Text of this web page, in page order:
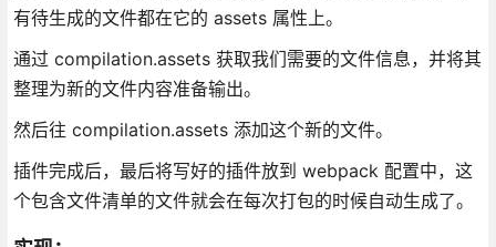
有待生成的文件都在它的 assets 属性上。
通过 compilation.assets 获取我们需要的文件信息，并将其
整理为新的文件内容准备输出。
然后往 compilation.assets 添加这个新的文件。
插件完成后，最后将写好的插件放到 webpack 配置中，这
个包含文件清单的文件就会在每次打包的时候自动生成了。